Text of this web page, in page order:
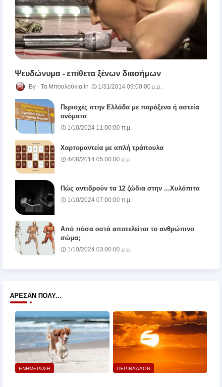
Ψευδώνυμα - επίθετα ξένων διασήμων
Τα Μπουλούκια 1/31/2014 09:00:00 μ.μ.
Περιοχές στην Ελλάδα με παράξενα ή αστεία
ονόματα
1/10/2024 11:00:00 π.μ.
Χαρτομαντεία με απλή τράπουλα
4/08/2014 05:00:00 μ.μ.
Πώς αντιδρούν τα 12 ζώδια στην ...Χυλόπιτα
1/10/2024 07:00:00 π.μ.
Από πόσα οστά αποτελείται το ανθρώπινο
σώμα;
1/10/2024 03:00:00 μ.μ.
ΆΡΕΣΑΝ ΠΟΛΎ...
ΕΝΗΜΕΡΩΣΗ ΠΕΡΙΒΑΛΛΟΝ